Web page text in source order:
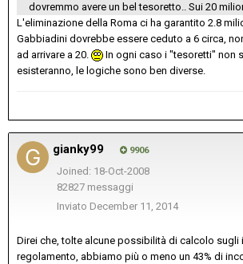
dovremmo avere un bel tesoretto.. Sui 20
L'eliminazione della Roma ci ha garantito 2.8
Gabbiadini dovrebbe essere ceduto a 6 circa,
ad arrivare a 20.
In ogni caso i "tesoretti" non
esisteranno, le logiche sono ben diverse.
gianky99 9906
Joined: 18-Oct-2008
82827 messaggi
Inviato December 11, 2014
Direi che, tolte alcune possibilità di calcolo sugli
regolamento, abbiamo più o meno un 43% di